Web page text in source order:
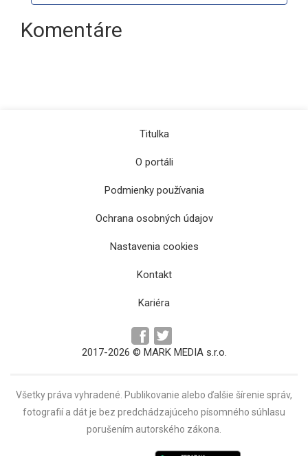
Komentáre
Titulka
O portáli
Podmienky používania
Ochrana osobných údajov
Nastavenia cookies
Kontakt
Kariéra
2017-2026 © MARK MEDIA s.r.o.
Všetky práva vyhradené. Publikovanie alebo ďalšie šírenie správ,
fotografií a dát je bez predchádzajúceho písomného súhlasu
porušením autorského zákona.